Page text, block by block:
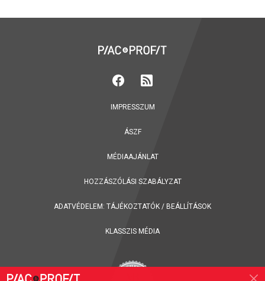
IMPRESSZUM
ÁSZF
MÉDIAAJÁNLAT
HOZZÁSZÓLÁSI SZABÁLYZAT
ADATVÉDELEM: TÁJÉKOZTATÓK / BEÁLLÍTÁSOK
KLASSZIS MÉDIA